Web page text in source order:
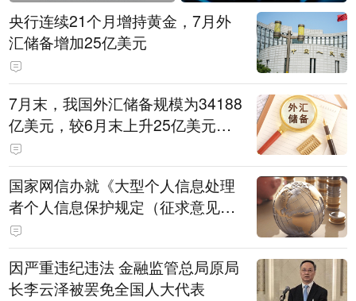
央行连续21个月增持黄金，7月外
汇储备增加25亿美元
7月末，我国外汇储备规模为34188
亿美元，较6月末上升25亿美元，
升幅为0.07%
国家网信办就《大型个人信息处理
者个人信息保护规定（征求意见
稿）》公开征求意见
因严重违纪违法 金融监管总局原局
长李云泽被罢免全国人大代表